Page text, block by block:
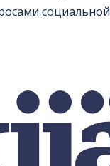
социальной